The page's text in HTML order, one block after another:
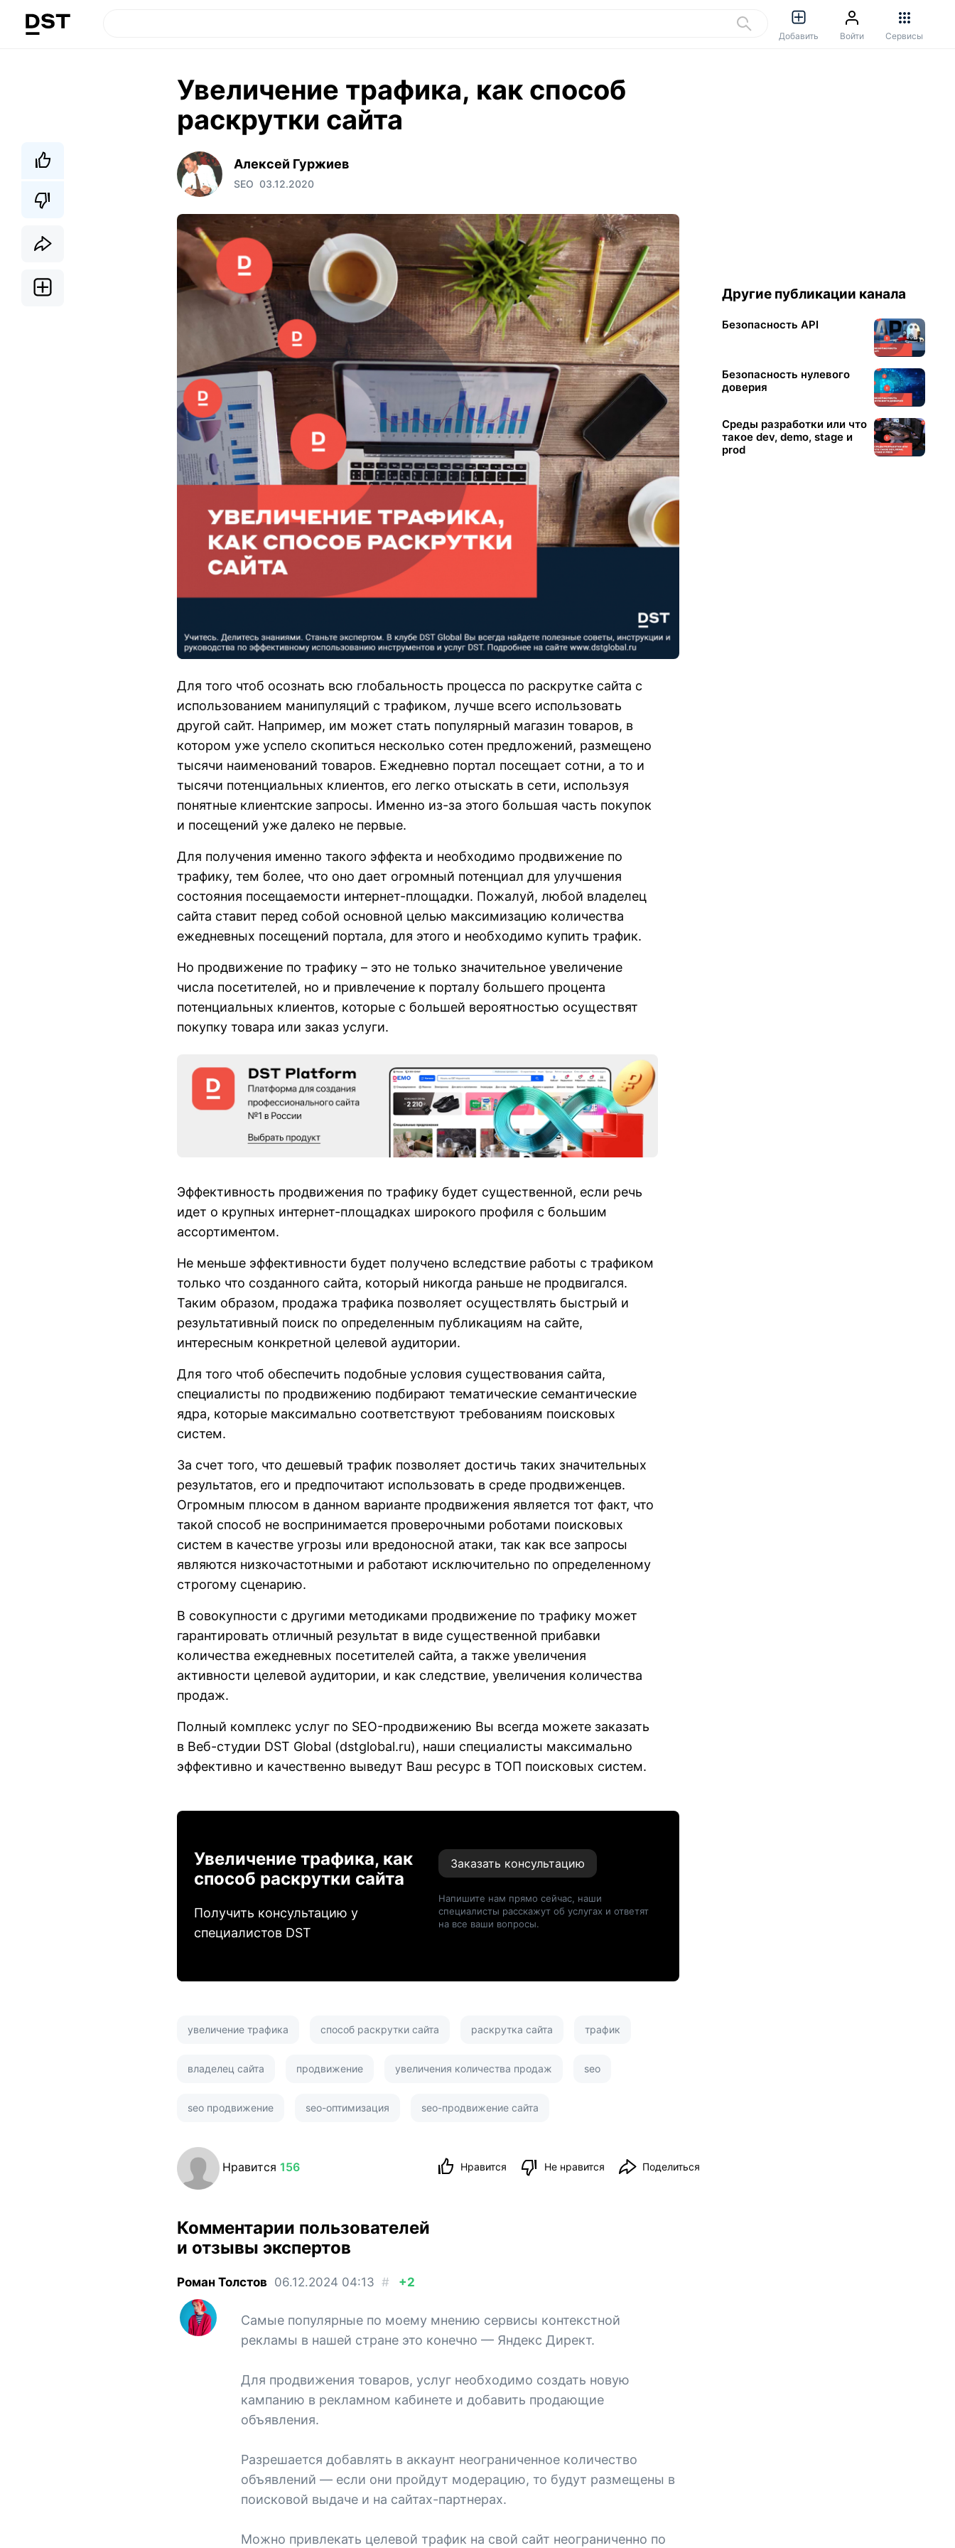
Добавить Войти Сервисы
Увеличение трафика, как способ
раскрутки сайта
Алексей Гуржиев
SEO 03.12.2020
Для того чтоб осознать всю глобальность процесса по раскрутке сайта с
использованием манипуляций с трафиком, лучше всего использовать
другой сайт. Например, им может стать популярный магазин товаров, в
котором уже успело скопиться несколько сотен предложений, размещено
тысячи наименований товаров. Ежедневно портал посещает сотни, а то и
тысячи потенциальных клиентов, его легко отыскать в сети, используя
понятные клиентские запросы. Именно из-за этого большая часть покупок
и посещений уже далеко не первые.
Для получения именно такого эффекта и необходимо продвижение по
трафику, тем более, что оно дает огромный потенциал для улучшения
состояния посещаемости интернет-площадки. Пожалуй, любой владелец
сайта ставит перед собой основной целью максимизацию количества
ежедневных посещений портала, для этого и необходимо купить трафик.
Но продвижение по трафику – это не только значительное увеличение
числа посетителей, но и привлечение к порталу большего процента
потенциальных клиентов, которые с большей вероятностью осуществят
покупку товара или заказ услуги.
Эффективность продвижения по трафику будет существенной, если речь
идет о крупных интернет-площадках широкого профиля с большим
ассортиментом.
Не меньше эффективности будет получено вследствие работы с трафиком
только что созданного сайта, который никогда раньше не продвигался.
Таким образом, продажа трафика позволяет осуществлять быстрый и
результативный поиск по определенным публикациям на сайте,
интересным конкретной целевой аудитории.
Для того чтоб обеспечить подобные условия существования сайта,
специалисты по продвижению подбирают тематические семантические
ядра, которые максимально соответствуют требованиям поисковых
систем.
За счет того, что дешевый трафик позволяет достичь таких значительных
результатов, его и предпочитают использовать в среде продвиженцев.
Огромным плюсом в данном варианте продвижения является тот факт, что
такой способ не воспринимается проверочными роботами поисковых
систем в качестве угрозы или вредоносной атаки, так как все запросы
являются низкочастотными и работают исключительно по определенному
строгому сценарию.
В совокупности с другими методиками продвижение по трафику может
гарантировать отличный результат в виде существенной прибавки
количества ежедневных посетителей сайта, а также увеличения
активности целевой аудитории, и как следствие, увеличения количества
продаж.
Полный комплекс услуг по SEO-продвижению Вы всегда можете заказать
в Веб-студии DST Global (dstglobal.ru), наши специалисты максимально
эффективно и качественно выведут Ваш ресурс в ТОП поисковых систем.
Увеличение трафика, как
способ раскрутки сайта
Получить консультацию у
специалистов DST
Заказать консультацию
Напишите нам прямо сейчас, наши
специалисты расскажут об услугах и ответят
на все ваши вопросы.
увеличение трафика способ раскрутки сайта раскрутка сайта трафик
владелец сайта продвижение увеличения количества продаж seo
seo продвижение seo-оптимизация seo-продвижение сайта
Нравится 156 Нравится Не нравится Поделиться
Комментарии пользователей
и отзывы экспертов
Роман Толстов 06.12.2024 04:13 # +2
Самые популярные по моему мнению сервисы контекстной
рекламы в нашей стране это конечно — Яндекс Директ.
Для продвижения товаров, услуг необходимо создать новую
кампанию в рекламном кабинете и добавить продающие
объявления.
Разрешается добавлять в аккаунт неограниченное количество
объявлений — если они пройдут модерацию, то будут размещены в
поисковой выдаче и на сайтах-партнерах.
Можно привлекать целевой трафик на свой сайт неограниченно по
Другие публикации канала
Безопасность API
Безопасность нулевого
доверия
Среды разработки или что
такое dev, demo, stage и
prod